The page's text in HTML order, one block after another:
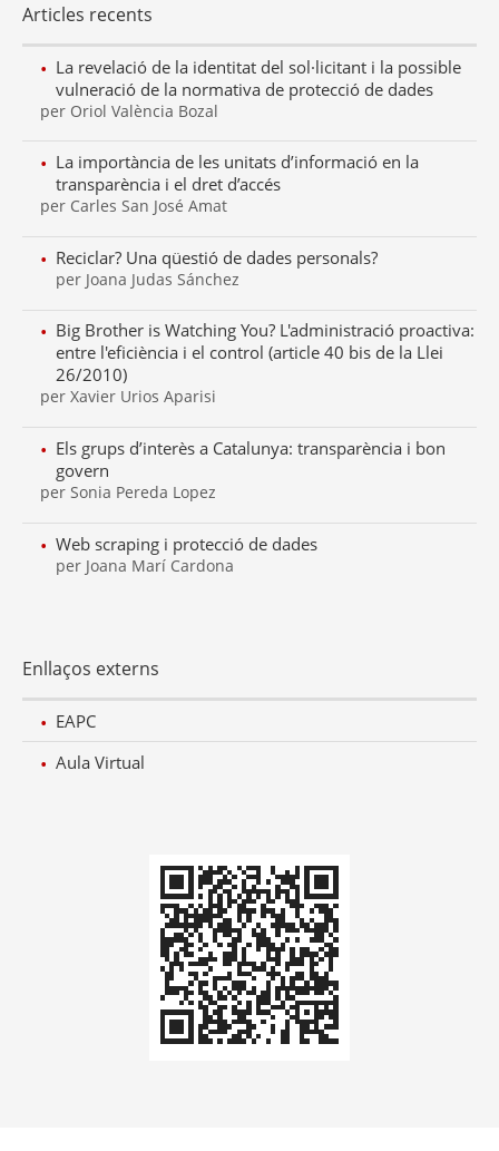
Articles recents
La revelació de la identitat del sol·licitant i la possible
vulneració de la normativa de protecció de dades
per Oriol València Bozal
La importància de les unitats d’informació en la
transparència i el dret d’accés
per Carles San José Amat
Reciclar? Una qüestió de dades personals?
per Joana Judas Sánchez
Big Brother is Watching You? L'administració proactiva:
entre l'eficiència i el control (article 40 bis de la Llei
26/2010)
per Xavier Urios Aparisi
Els grups d’interès a Catalunya: transparència i bon
govern
per Sonia Pereda Lopez
Web scraping i protecció de dades
per Joana Marí Cardona
Enllaços externs
EAPC
Aula Virtual